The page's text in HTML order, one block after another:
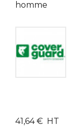
41,64 € HT